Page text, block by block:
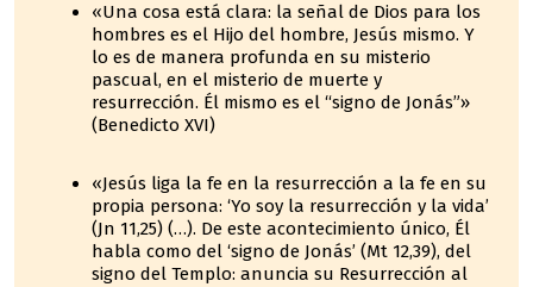
«Una cosa está clara: la señal de Dios para los
hombres es el Hijo del hombre, Jesús mismo. Y
lo es de manera profunda en su misterio
pascual, en el misterio de muerte y
resurrección. Él mismo es el “signo de Jonás”»
(Benedicto XVI)
«Jesús liga la fe en la resurrección a la fe en su
propia persona: ‘Yo soy la resurrección y la vida’
(Jn 11,25) (…). De este acontecimiento único, Él
habla como del ‘signo de Jonás’ (Mt 12,39), del
signo del Templo: anuncia su Resurrección al